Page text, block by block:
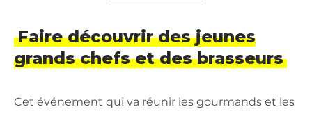
Faire découvrir des jeunes
grands chefs et des brasseurs
Cet événement qui va réunir les gourmands et les